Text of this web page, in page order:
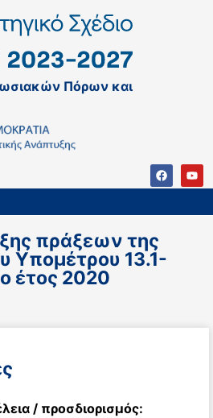
Πόρων και
πράξεων της
Υπομέτρου 13.1-
έτος 2020
/ προσδιορισμός: